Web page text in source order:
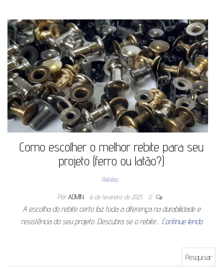
Como escolher o melhor rebite para seu
projeto (ferro ou latão?)
Rebites
Por ADMIN 6 de fevereiro de 2025 0
A escolha do rebite certo faz toda a diferença na durabilidade e
resistência do seu projeto. Descubra se o rebite… Continue lendo